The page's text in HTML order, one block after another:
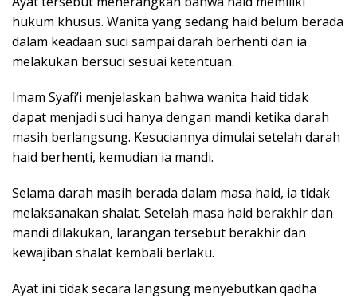
hukum khusus. Wanita yang sedang haid belum berada
dalam keadaan suci sampai darah berhenti dan ia
melakukan bersuci sesuai ketentuan.
Imam Syafi’i menjelaskan bahwa wanita haid tidak
dapat menjadi suci hanya dengan mandi ketika darah
masih berlangsung. Kesuciannya dimulai setelah darah
haid berhenti, kemudian ia mandi.
Selama darah masih berada dalam masa haid, ia tidak
melaksanakan shalat. Setelah masa haid berakhir dan
mandi dilakukan, larangan tersebut berakhir dan
kewajiban shalat kembali berlaku.
Ayat ini tidak secara langsung menyebutkan qadha